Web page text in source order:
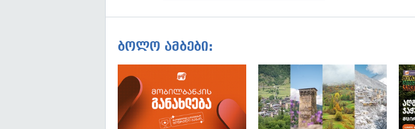
ბოლო ამბები: